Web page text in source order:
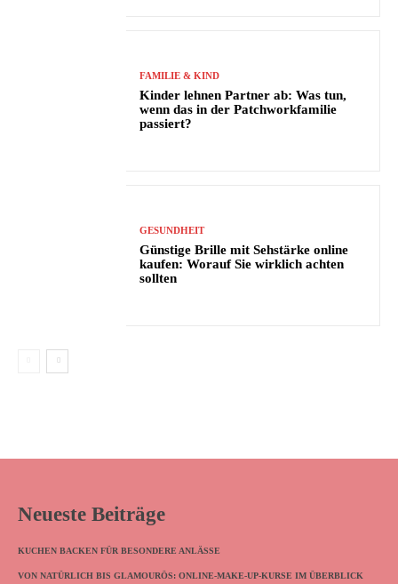
FAMILIE & KIND
Kinder lehnen Partner ab: Was tun,
wenn das in der Patchworkfamilie
passiert?
GESUNDHEIT
Günstige Brille mit Sehstärke online
kaufen: Worauf Sie wirklich achten
sollten
Neueste Beiträge
KUCHEN BACKEN FÜR BESONDERE ANLÄSSE
VON NATÜRLICH BIS GLAMOURÖS: ONLINE-MAKE-UP-KURSE IM ÜBERBLICK